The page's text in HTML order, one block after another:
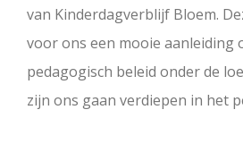
van Kinderdagverblijf Bloem.
voor ons een mooie aanleiding
pedagogisch beleid onder de
zijn ons gaan verdiepen in het